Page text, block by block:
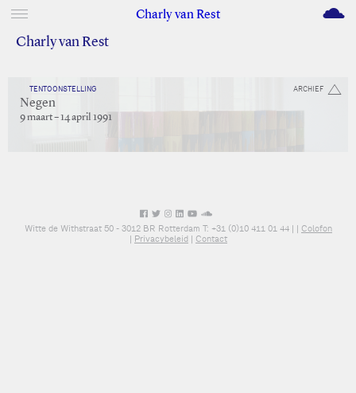
Charly van Rest M
Charly van Rest
ARCHIEF
TENTOONSTELLING
Negen
9 maart – 14 april 1991
Witte de Withstraat 50 - 3012 BR Rotterdam T: +31 (0)10 411 01 44 | | Colofon
| Privacybeleid| Contact